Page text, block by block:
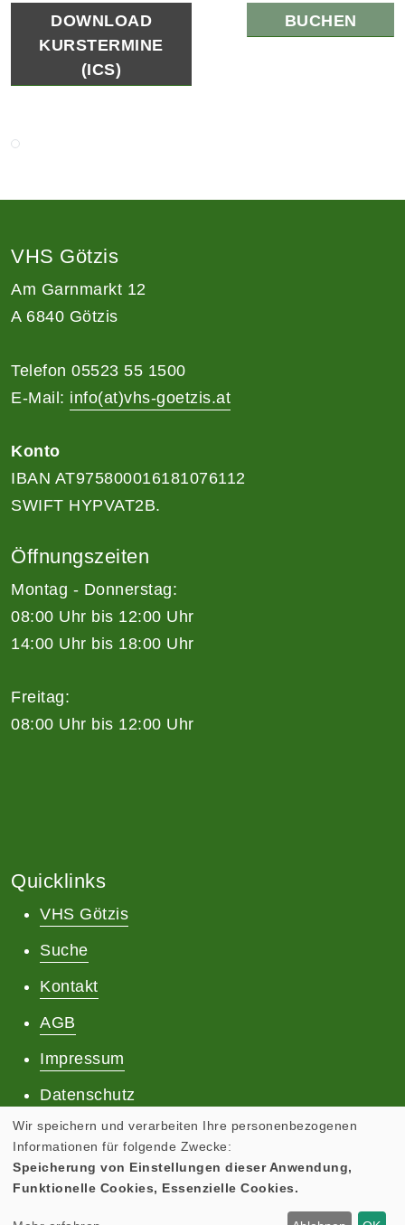
DOWNLOAD
KURSTERMINE
(ICS)
BUCHEN
VHS Götzis
Am Garnmarkt 12
A 6840 Götzis
Telefon 05523 55 1500
E-Mail: info(at)vhs-goetzis.at
Konto
IBAN AT975800016181076112
SWIFT HYPVAT2B.
Öffnungszeiten
Montag - Donnerstag:
08:00 Uhr bis 12:00 Uhr
14:00 Uhr bis 18:00 Uhr
Freitag:
08:00 Uhr bis 12:00 Uhr
Quicklinks
VHS Götzis
Suche
Kontakt
AGB
Impressum
Datenschutz
Cookie Einstellungen
Wir speichern und verarbeiten Ihre personenbezogenen
Informationen für folgende Zwecke:
Speicherung von Einstellungen dieser Anwendung,
Funktionelle Cookies, Essenzielle Cookies.